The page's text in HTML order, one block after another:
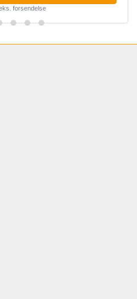
forsendelse